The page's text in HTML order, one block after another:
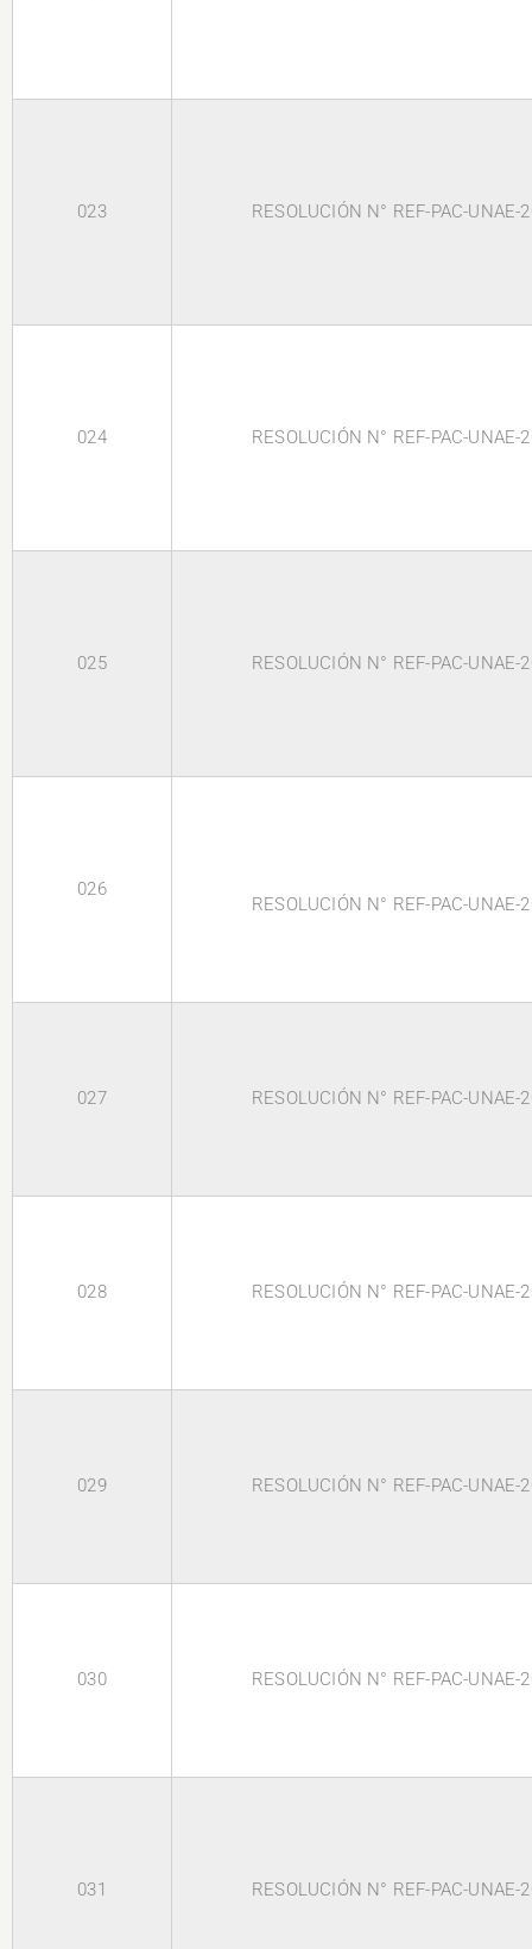
023 RESOLUCIÓN N° REF-PAC-UNAE-
024 RESOLUCIÓN N° REF-PAC-UNAE-
025 RESOLUCIÓN N° REF-PAC-UNAE-
026
RESOLUCIÓN N° REF-PAC-UNAE-
027 RESOLUCIÓN N° REF-PAC-UNAE-
028 RESOLUCIÓN N° REF-PAC-UNAE-
029 RESOLUCIÓN N° REF-PAC-UNAE-
030 RESOLUCIÓN N° REF-PAC-UNAE-
031 RESOLUCIÓN N° REF-PAC-UNAE-